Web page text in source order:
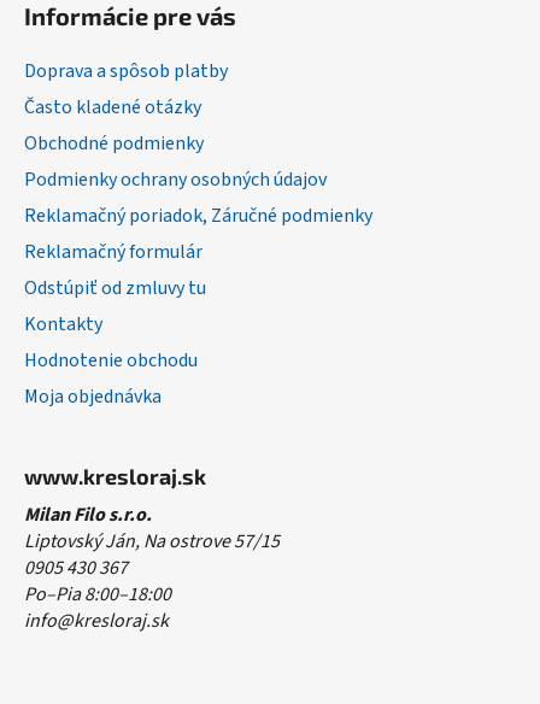
Informácie pre vás
Doprava a spôsob platby
Často kladené otázky
Obchodné podmienky
Podmienky ochrany osobných údajov
Reklamačný poriadok, Záručné podmienky
Reklamačný formulár
Odstúpiť od zmluvy tu
Kontakty
Hodnotenie obchodu
Moja objednávka
www.kresloraj.sk
Milan Filo s.r.o.
Liptovský Ján, Na ostrove 57/15
0905 430 367
Po–Pia 8:00–18:00
info@kresloraj.sk